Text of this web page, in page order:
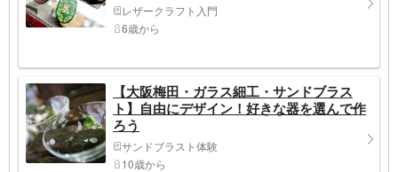
レザークラフト入門
6歳から
【大阪梅田・ガラス細工・サンドブラス
ト】自由にデザイン！好きな器を選んで作
ろう
サンドブラスト体験
10歳から